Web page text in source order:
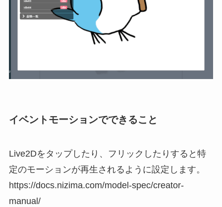
イベントモーションでできること
Live2Dをタップしたり、フリックしたりすると特
定のモーションが再生されるように設定します。
https://docs.nizima.com/model-spec/creator-
manual/